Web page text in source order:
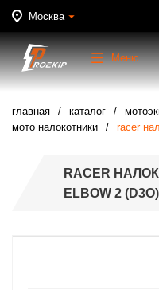
Москва
Меню
главная каталог
мото налокотники
racer
RACER
ELBOW 2